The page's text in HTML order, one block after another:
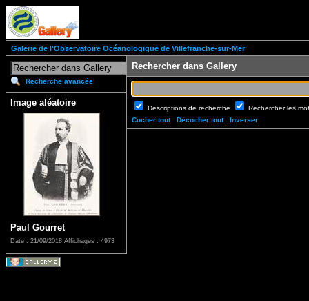
Galerie de l'Observatoire Océanologique de Villefranche-sur-Mer
Recherche avancée
Image aléatoire
Paul Gourret
Date : 21/09/2018 Affichages : 4973
Rechercher dans Gallery
Descriptions de recherche
Rechercher les
Cocher tout
Décocher tout Inverser